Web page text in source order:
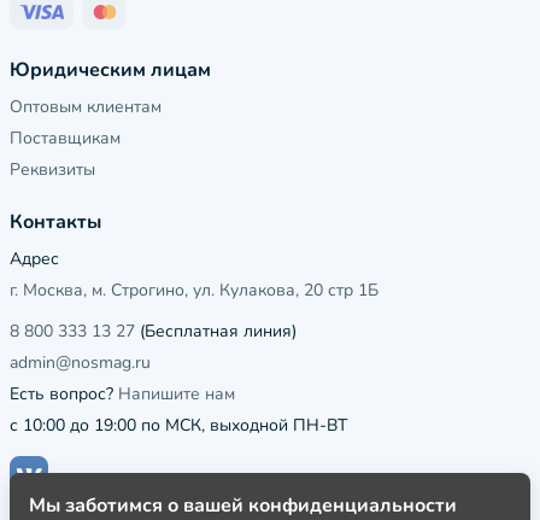
Юридическим лицам
Оптовым клиентам
Поставщикам
Реквизиты
Контакты
Адрес
г. Москва, м. Строгино, ул. Кулакова, 20 стр 1Б
8 800 333 13 27 (Бесплатная линия)
admin@nosmag.ru
Есть вопрос? Напишите нам
с 10:00 до 19:00 по МСК, выходной ПН-ВТ
Мы заботимся о вашей конфиденциальности